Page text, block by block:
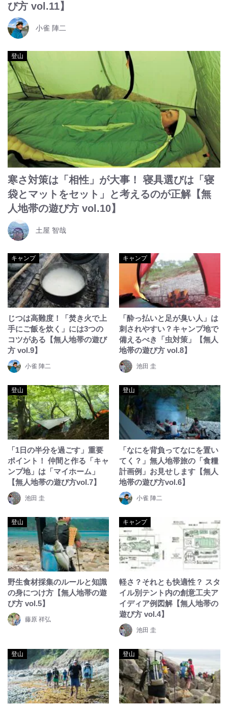
び方 vol.11】
小雀 陣二
登山
寒さ対策は「相性」が大事！ 寝具選びは「寝
袋とマットをセット」と考えるのが正解【無
人地帯の遊び方 vol.10】
土屋 智哉
キャンプ
じつは高難度！「焚き火で上
手にご飯を炊く」には3つの
コツがある【無人地帯の遊び
方 vol.9】
小雀 陣二
キャンプ
「酔っ払いと足が臭い人」は
刺されやすい？キャンプ地で
備えるべき「虫対策」【無人
地帯の遊び方 vol.8】
池田 圭
登山
「1日の半分を過ごす」重要
ポイント！ 仲間と作る「キャ
ンプ地」は「マイホーム」
【無人地帯の遊び方vol.7】
池田 圭
登山
「なにを背負ってなにを置い
てく？」無人地帯旅の「食糧
計画例」お見せします【無人
地帯の遊び方vol.6】
小雀 陣二
登山
野生食材採集のルールと知識
の身につけ方【無人地帯の遊
び方 vol.5】
藤原 祥弘
キャンプ
軽さ？それとも快適性？ スタ
イル別テント内の創意工夫ア
イディア例図解【無人地帯の
遊び方 vol.4】
池田 圭
登山 登山